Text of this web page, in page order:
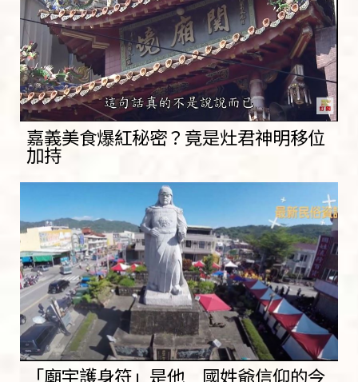
嘉義美食爆紅秘密？竟是灶君神明移位
加持
「廟宇護身符」是他 國姓爺信仰的今